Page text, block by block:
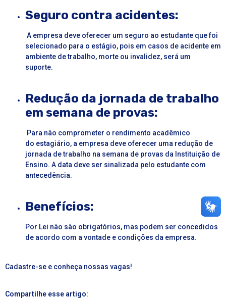
Seguro contra acidentes:
A empresa deve oferecer um seguro ao estudante que foi
selecionado para o estágio, pois em casos de acidente em
ambiente de trabalho, morte ou invalidez, será um
suporte.
Redução da jornada de trabalho
em semana de provas:
Para não comprometer o rendimento acadêmico
do estagiário, a empresa deve oferecer uma redução de
jornada de trabalho na semana de provas da Instituição de
Ensino. A data deve ser sinalizada pelo estudante com
antecedência.
Benefícios:
Por Lei não são obrigatórios, mas podem ser concedidos
de acordo com a vontade e condições da empresa.
Cadastre-se e conheça nossas vagas!
Compartilhe esse artigo: